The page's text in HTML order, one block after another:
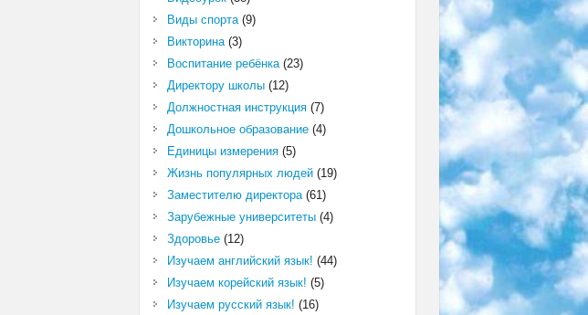
Виды спорта(9)
Викторина(3)
Воспитание ребёнка(23)
Директору школы(12)
Должностная инструкция(7)
Дошкольное образование(4)
Единицы измерения(5)
Жизнь популярных людей(19)
Заместителю директора(61)
Зарубежные университеты(4)
Здоровье(12)
Изучаем английский язык! (44)
Изучаем корейский язык! (5)
Изучаем русский язык! (16)